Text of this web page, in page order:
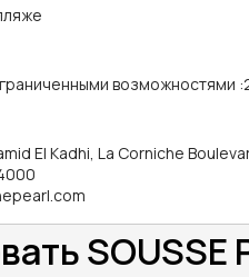
возможностями :
El Kadhi, La Corniche
SOUSSE